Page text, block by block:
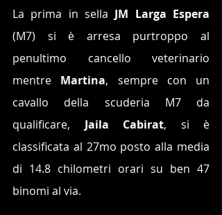
La prima in sella JM Larga Espera
(M7) si è arresa purtroppo al
penultimo cancello veterinario
mentre Martina, sempre
con un
cavallo della scuderia M7 da
qualificare, Jaila Cabirat, si è
classificata al 27mo posto alla media
di 14.8 chilometri orari su ben 47
binomi al via.